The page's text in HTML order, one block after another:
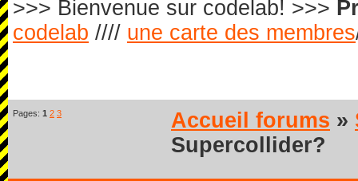
>>> Bienvenue sur codelab! >>>
codelab //// une carte des membres
Pages: 1 2 3 Accueil forums »
Supercollider?